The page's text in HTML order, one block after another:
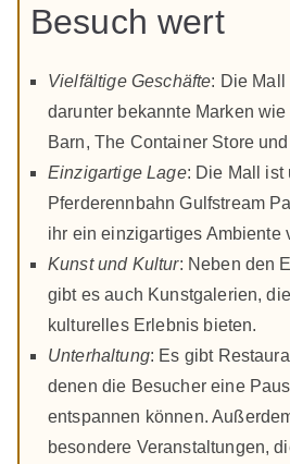
Besuch wert
Vielfältige Geschäfte: Die Mall
darunter bekannte Marken
Barn, The Container Store
Einzigartige Lage: Die Mall ist
Pferderennbahn Gulfstream
ihr ein einzigartiges Ambiente
Kunst und Kultur: Neben den
gibt es auch Kunstgalerien,
kulturelles Erlebnis bieten.
Unterhaltung: Es gibt
denen die Besucher eine
entspannen können.
besondere Veranstaltungen,